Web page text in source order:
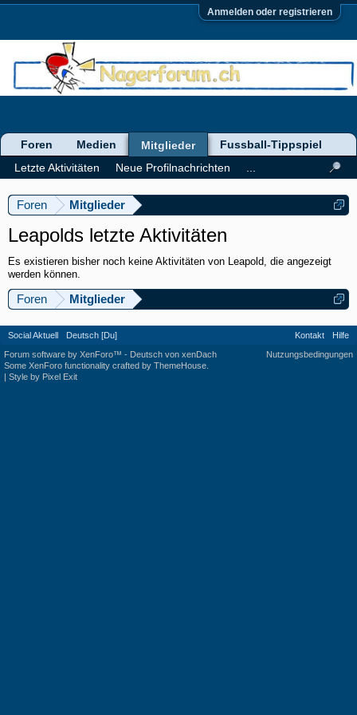
Anmelden oder registrieren
Foren Mitglieder
Leapolds letzte Aktivitäten
Es existieren bisher noch keine Aktivitäten von Leapold, die angezeigt
werden können.
Foren Mitglieder
Foren Medien
Mitglieder
Letzte Aktivitäten
Neue Profilnachrichten
Fussball-Tippspiel
Social Aktuell Deutsch [Du] Kontakt
Hilfe
Nutzungsbedingungen
Forum software by XenForo™ - Deutsch von xenDach
Some XenForo functionality crafted by ThemeHouse
| Style by Pixel Exit